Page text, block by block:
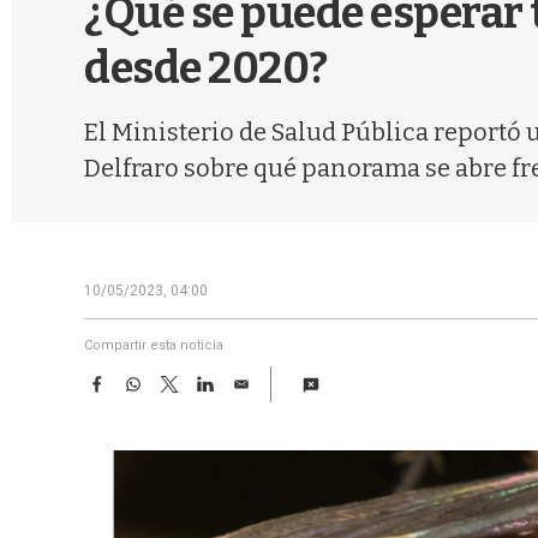
¿Qué se puede
desde 2020?
El Ministerio de Salud Pública reportó
Delfraro sobre qué panorama se abre
10/05/2023, 04:00
Compartir esta noticia
F
W
t
T
w
t
L
k
E
i